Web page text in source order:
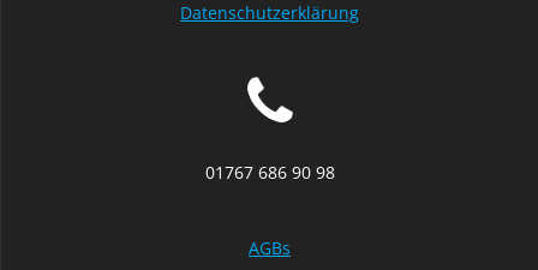
Datenschutzerklärung
01767 686 90 98
AGBs